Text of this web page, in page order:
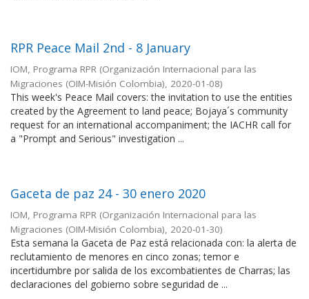
RPR Peace Mail 2nd - 8 January
IOM, Programa RPR (Organización Internacional para las
Migraciones (OIM-Misión Colombia), 2020-01-08)
This week's Peace Mail covers: the invitation to use the entities
created by the Agreement to land peace; Bojaya´s community
request for an international accompaniment; the IACHR call for
a "Prompt and Serious" investigation ...
Gaceta de paz 24 - 30 enero 2020
IOM, Programa RPR (Organización Internacional para las
Migraciones (OIM-Misión Colombia), 2020-01-30)
Esta semana la Gaceta de Paz está relacionada con: la alerta de
reclutamiento de menores en cinco zonas; temor e
incertidumbre por salida de los excombatientes de Charras; las
declaraciones del gobierno sobre seguridad de ...